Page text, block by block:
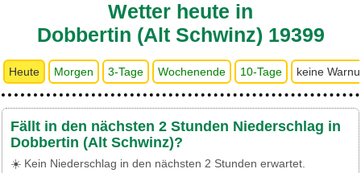
Wetter heute in
Dobbertin (Alt Schwinz) 19399
Heute Morgen 3-Tage Wochenende 10-Tage keine
Fällt in den nächsten 2 Stunden Niederschlag in
Dobbertin (Alt Schwinz)?
☀️ Kein Niederschlag in den nächsten 2 Stunden erwartet.